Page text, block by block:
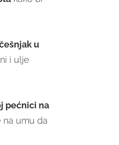
u
i ulje
pećnici na
na umu da